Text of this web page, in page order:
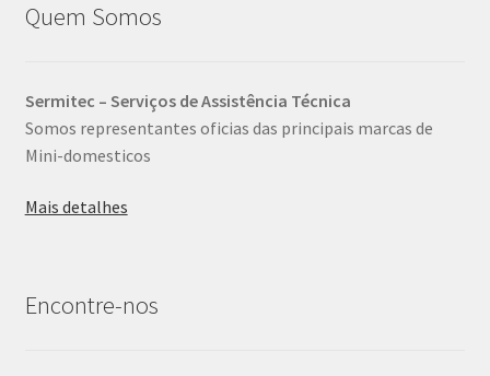
Quem Somos
Sermitec – Serviços de Assistência Técnica
Somos representantes oficias das principais marcas de
Mini-domesticos
Mais detalhes
Encontre-nos